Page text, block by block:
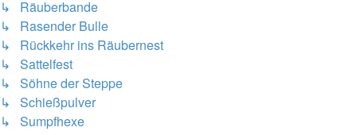
↳ Räuberbande
↳ Rasender Bulle
↳ Rückkehr ins Räubernest
↳ Sattelfest
↳ Söhne der Steppe
↳ Schießpulver
↳ Sumpfhexe